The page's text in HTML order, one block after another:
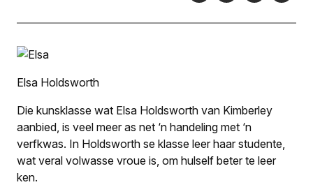
Elsa Holdsworth
Die kunsklasse wat Elsa Holdsworth van Kimberley
aanbied, is veel meer as net ‘n handeling met ‘n
verfkwas. In Holdsworth se klasse leer haar studente,
wat veral volwasse vroue is, om hulself beter te leer
ken.